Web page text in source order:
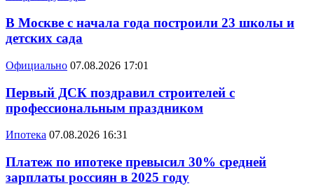
В Москве с начала года построили 23 школы и
детских сада
Официально 07.08.2026 17:01
Первый ДСК поздравил строителей с
профессиональным праздником
Ипотека 07.08.2026 16:31
Платеж по ипотеке превысил 30% средней
зарплаты россиян в 2025 году